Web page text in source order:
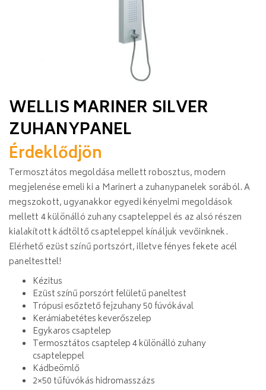
WELLIS MARINER SILVER
ZUHANYPANEL
Érdeklődjön
Termosztátos megoldása mellett robosztus, modern
megjelenése emeli ki a Marinert a zuhanypanelek sorából. A
megszokott, ugyanakkor egyedi kényelmi megoldások
mellett 4 különálló zuhany csapteleppel és az alsó részen
kialakított kádtöltő csapteleppel kínáljuk vevőinknek.
Elérhető ezüst színű portszórt, illetve fényes fekete acél
paneltesttel!
Kézitus
Ezüst színű porszórt felületű paneltest
Trópusi esőztető fejzuhany 50 fúvókával
Kerámiabetétes keverőszelep
Egykaros csaptelep
Termosztátos csaptelep 4 különálló zuhany
csapteleppel
Kádbeömlő
2×50 tűfúvókás hidromasszázs